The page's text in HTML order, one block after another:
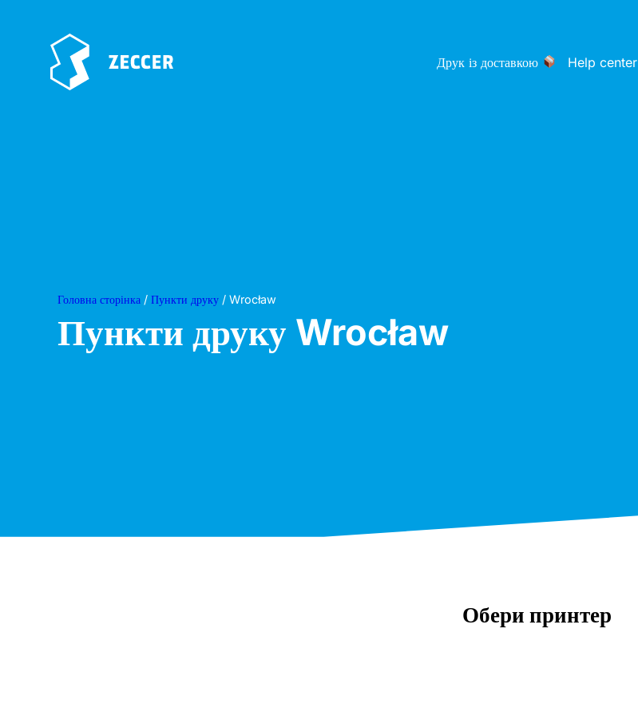
Друк із доставкою Help center
Головна сторінка / Пункти друку / Wrocław
Пункти друку Wrocław
Обери принтер